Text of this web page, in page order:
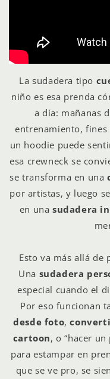
La sudadera tipo
niño es esa prenda
a día: mañanas
entrenamiento, fines
un hoodie puede
esa crewneck se
se transforma en una
por artistas, y luego
en unasudadera
Esto va más allá
Una sudadera
especial cuando el
Por eso funcionan
desde foto,
cartoon, o “hacer
para estampar en
que se ve pro, se